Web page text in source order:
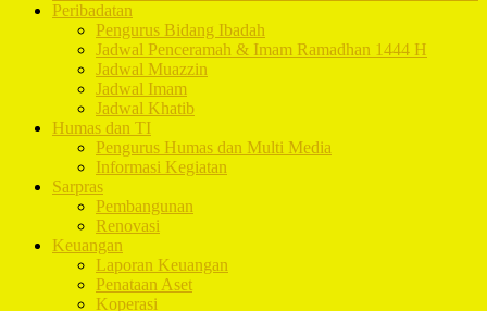
Peribadatan
Pengurus Bidang Ibadah
Jadwal Penceramah & Imam Ramadhan 1444 H
Jadwal Muazzin
Jadwal Imam
Jadwal Khatib
Humas dan TI
Pengurus Humas dan Multi Media
Informasi Kegiatan
Sarpras
Pembangunan
Renovasi
Keuangan
Laporan Keuangan
Penataan Aset
Koperasi